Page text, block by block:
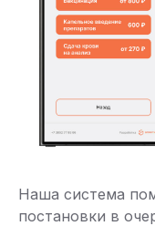
Наша система
постановки в